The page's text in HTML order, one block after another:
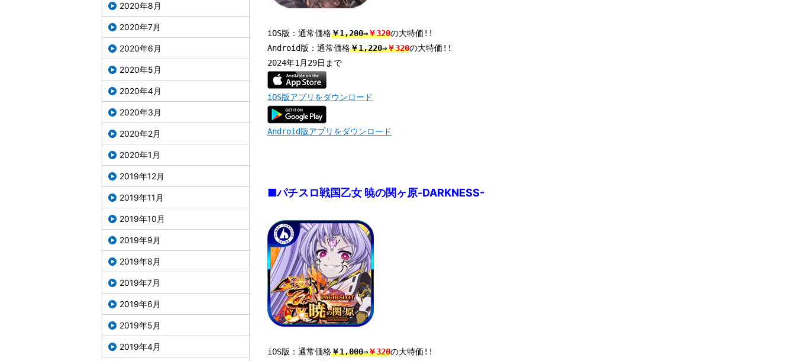
2020年8月
2020年7月
2020年6月
2020年5月
2020年4月
2020年3月
2020年2月
2020年1月
2019年12月
2019年11月
2019年10月
2019年9月
2019年8月
2019年7月
2019年6月
2019年5月
2019年4月
iOS版：通常価格￥1,200⇒￥320の大特価!!
Android版：通常価格￥1,220⇒￥320の大特価!!
iOS版アプリをダウンロード
Android版アプリをダウンロード
■パチスロ戦国乙女 暁の関ヶ原-DARKNESS-
iOS版：通常価格￥1,000⇒￥320の大特価!!